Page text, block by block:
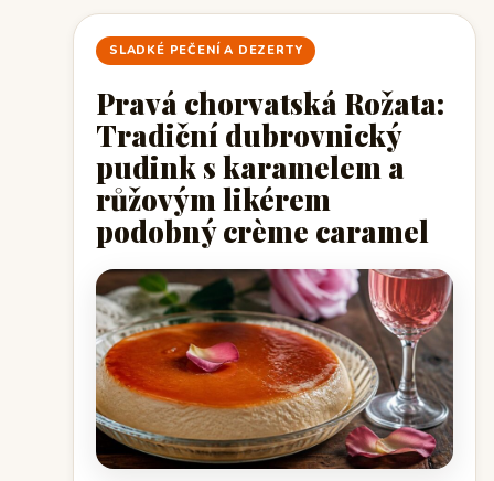
SLADKÉ PEČENÍ A DEZERTY
Pravá chorvatská Rožata:
Tradiční dubrovnický
pudink s karamelem a
růžovým likérem
podobný crème caramel